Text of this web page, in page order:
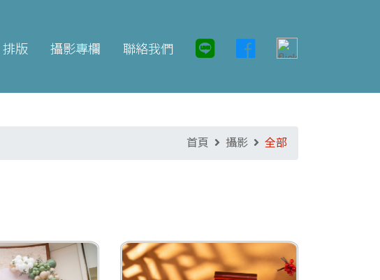
排版 攝影專欄 聯絡我們
首頁 攝影 全部